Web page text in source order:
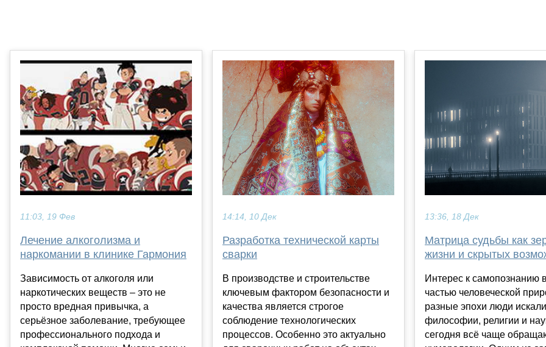
11:03, 19 Фев
Лечение алкоголизма и
наркомании в клинике Гармония
Зависимость от алкоголя или
наркотических веществ – это не
просто вредная привычка, а
серьёзное заболевание, требующее
профессионального подхода и
14:14, 10 Дек
Разработка технической карты
сварки
В производстве и строительстве
ключевым фактором безопасности и
качества является строгое
соблюдение технологических
процессов. Особенно это актуально
13:36, 18 Дек
Матрица судьбы как
жизни и скрытых
Интерес к самопознанию
частью человеческой
разные эпохи люди
философии, религии и
сегодня всё чаще